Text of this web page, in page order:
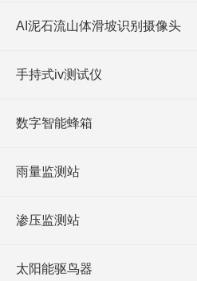
AI泥石流山体滑坡识别摄像头
手持式iv测试仪
数字智能蜂箱
雨量监测站
渗压监测站
太阳能驱鸟器